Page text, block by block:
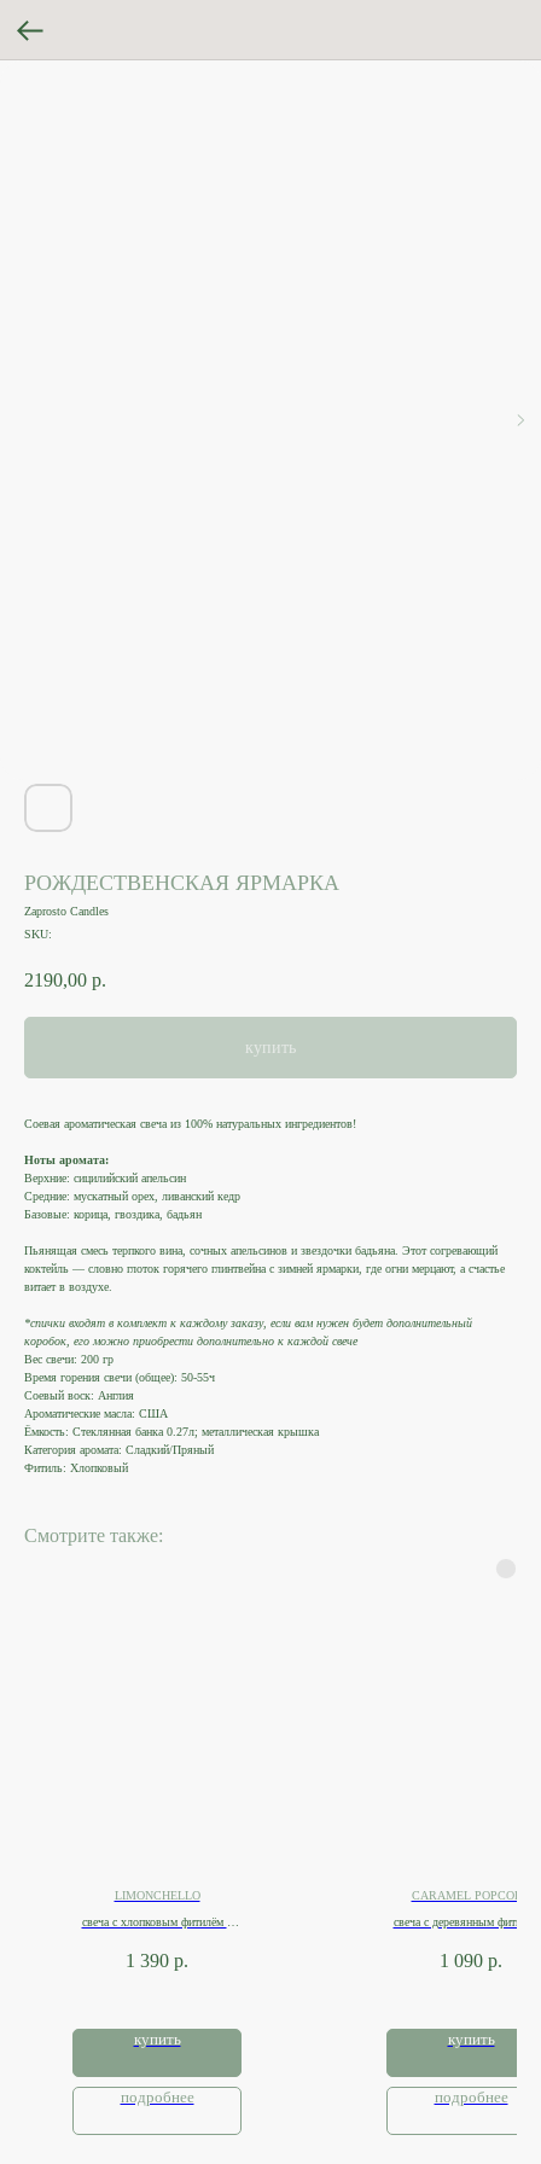
РОЖДЕСТВЕНСКАЯ ЯРМАРКА
Zaprosto Candles
SKU:
2190,00 р.
купить
Соевая ароматическая свеча из 100% натуральных ингредиентов!
Ноты аромата:
Верхние: сицилийский апельсин
Средние: мускатный орех, ливанский кедр
Базовые: корица, гвоздика, бадьян
Пьянящая смесь терпкого вина, сочных апельсинов и звездочки бадьяна. Этот согревающий
коктейль — словно глоток горячего глинтвейна с зимней ярмарки, где огни мерцают, а счастье
витает в воздухе.
*спички входят в комплект к каждому заказу, если вам нужен будет дополнительный
коробок, его можно приобрести дополнительно к каждой свече
Вес свечи: 200 гр
Время горения свечи (общее): 50-55ч
Соевый воск: Англия
Ароматические масла: США
Ёмкость: Стеклянная банка 0.27л; металлическая крышка
Категория аромата: Сладкий/Пряный
Фитиль: Хлопковый
Смотрите также:
LIMONCHELLO
свеча с хлопковым фитилём в
1 390 р.
купить
подробнее
CARAMEL POPCORN
свеча с деревянным
1 090 р.
купить
подробнее